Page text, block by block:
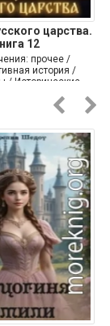
царства.
12
прочее /
история /
/ Исторические